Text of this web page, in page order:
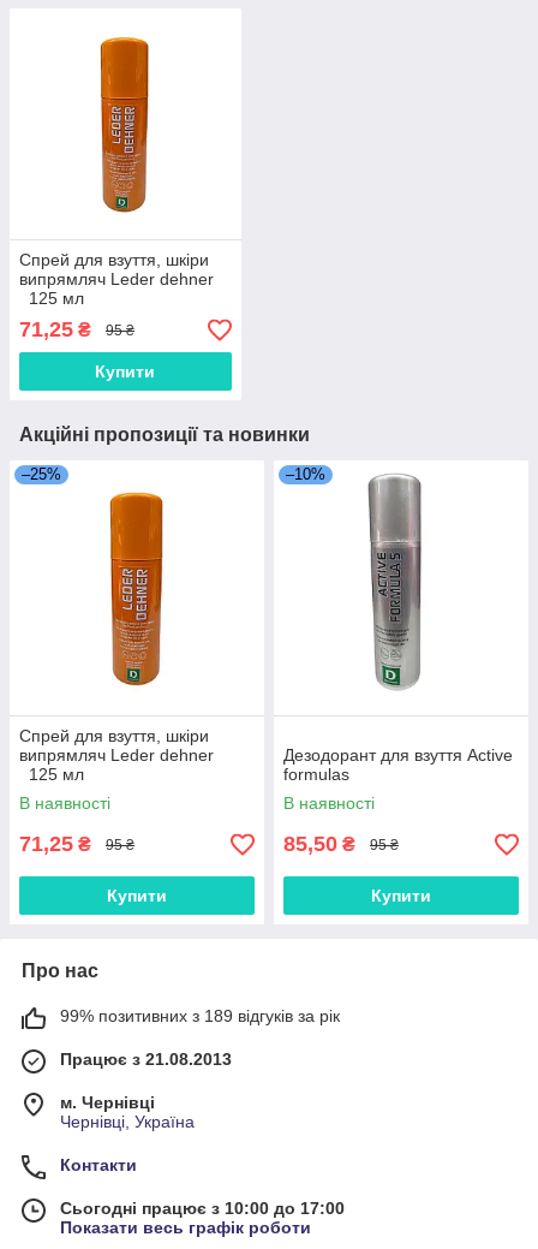
Спрей для взуття, шкіри
випрямляч Leder dehner
125 мл
71,25 ₴ 95 ₴
Купити
Акційні пропозиції та новинки
–25%
Спрей для взуття, шкіри
випрямляч Leder dehner
125 мл
В наявності
71,25 ₴ 95 ₴
Купити
–10%
Дезодорант для взуття Active
formulas
В наявності
85,50 ₴ 95 ₴
Купити
Про нас
99% позитивних з 189 відгуків за рік
Працює з 21.08.2013
м. Чернівці
Чернівці, Україна
Контакти
Сьогодні працює з 10:00 до 17:00
Показати весь графік роботи